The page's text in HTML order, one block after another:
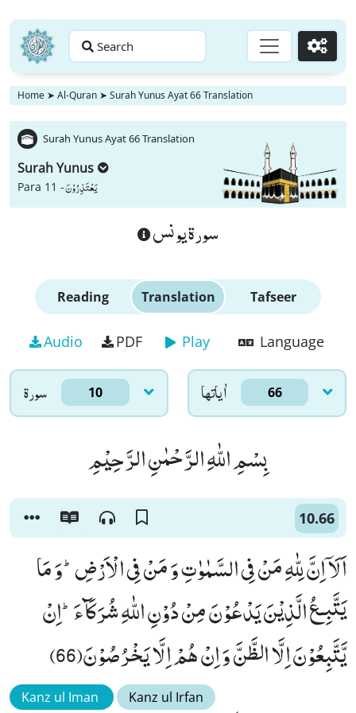
Search Go
Home ➤ Al-Quran ➤ Surah Yunus Ayat 66 Translation
Surah Yunus Ayat 66 Translation
Surah Yunus
Para 11 -یَعْتَذِرُوْنَ
سورة يونس
Reading Translation Tafseer
Audio PDF Play Language
سورۃ 10 اٰياتها 66
بِسْمِ اللّٰهِ الرَّحْمٰنِ الرَّحِیْمِ
10.66
اَلَاۤ اِنَّ لِلّٰهِ مَنْ فِی السَّمٰوٰتِ وَ مَنْ فِی الْاَرْضِؕ-وَ مَا
یَتَّبِـعُ الَّذِیْنَ یَدْعُوْنَ مِنْ دُوْنِ اللّٰهِ شُرَكَآءَؕ-اِنْ
یَّتَّبِعُوْنَ اِلَّا الظَّنَّ وَ اِنْ هُمْ اِلَّا یَخْرُصُوْنَ(66)
Kanz ul Iman Kanz ul Irfan